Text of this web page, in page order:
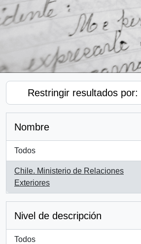
Restringir resultados por:
Nombre
Todos
Chile. Ministerio de Relaciones
Exteriores
, 1 resultados
Nivel de descripción
Todos